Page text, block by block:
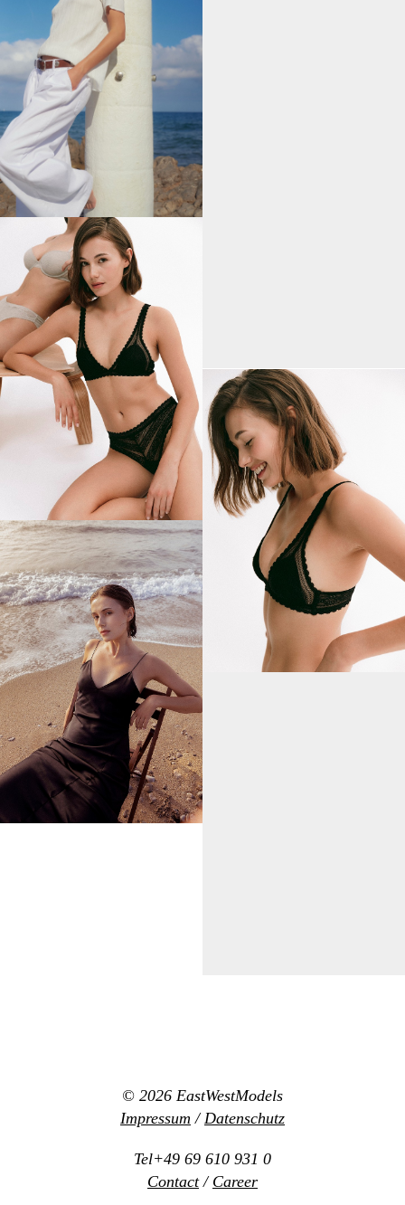
© 2026 EastWestModels
Impressum / Datenschutz
Tel+49 69 610 931 0
Contact/ Career